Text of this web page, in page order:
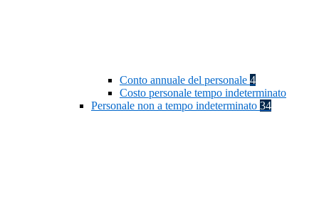
Conto annuale del personale 4
Costo personale tempo indeterminato
Personale non a tempo indeterminato 34